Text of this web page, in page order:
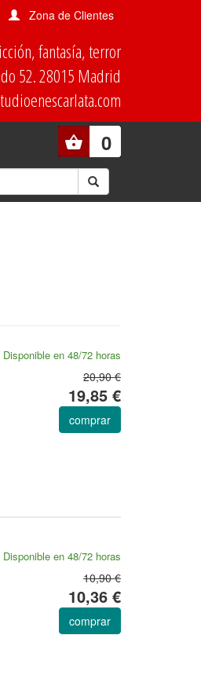
Zona de Clientes
fantasía, terror
52. 28015 Madrid
0
Disponible en 48/72 horas
20,90 €
19,85 €
comprar
Disponible en 48/72 horas
10,90 €
10,36 €
comprar